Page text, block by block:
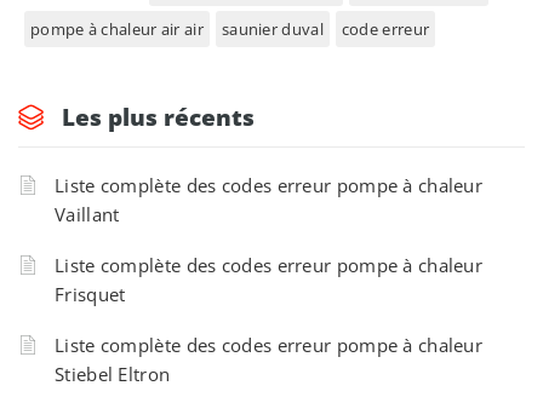
pompe à chaleur air air
saunier duval code erreur
Les plus récents
Liste complète des codes erreur pompe à chaleur
Vaillant
Liste complète des codes erreur pompe à chaleur
Frisquet
Liste complète des codes erreur pompe à chaleur
Stiebel Eltron